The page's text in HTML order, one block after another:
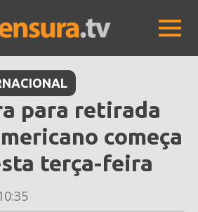
para retirada
começa
terça-feira